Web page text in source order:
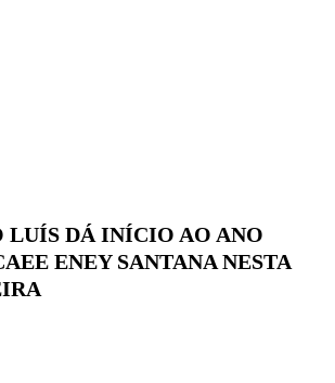
LUÍS DÁ INÍCIO AO ANO
ENEY SANTANA NESTA